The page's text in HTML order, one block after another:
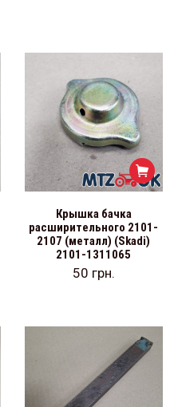
Крышка бачка
расширительного 2101-
2107 (металл) (Skadi)
2101-1311065
50 грн.